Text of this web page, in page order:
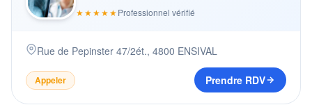
★★★★★Professionnel vérifié
Rue de Pepinster 47/2ét., 4800 ENSIVAL
Appeler Prendre RDV